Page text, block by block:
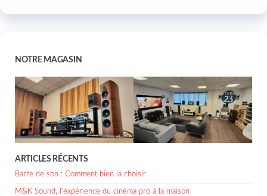
NOTRE MAGASIN
ARTICLES RÉCENTS
Barre de son : Comment bien la choisir
M&K Sound, l’expérience du cinéma pro à la maison